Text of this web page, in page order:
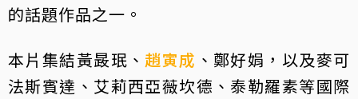
的話題作品之一。
本片集結黃晸珉、 趙寅成 、鄭好娟，以及麥可
法斯賓達、艾莉西亞薇坎德、泰勒羅素等國際